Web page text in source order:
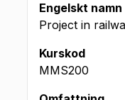
Engelskt namn
Project in
Kurskod
MMS200